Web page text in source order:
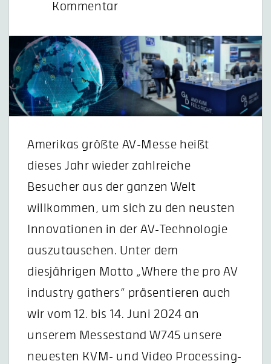
Kommentar
Amerikas größte AV-Messe heißt
dieses Jahr wieder zahlreiche
Besucher aus der ganzen Welt
willkommen, um sich zu den neusten
Innovationen in der AV-Technologie
auszutauschen. Unter dem
diesjährigen Motto „Where the pro AV
industry gathers“ präsentieren auch
wir vom 12. bis 14. Juni 2024 an
unserem Messestand W745 unsere
neuesten KVM- und Video Processing-